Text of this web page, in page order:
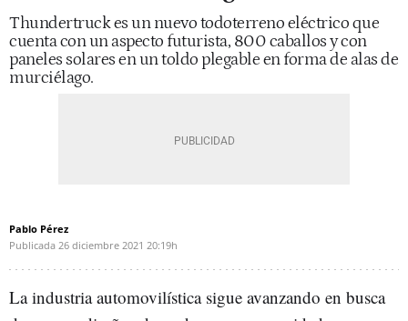
Thundertruck es un nuevo todoterreno eléctrico que
cuenta con un aspecto futurista, 800 caballos y con
paneles solares en un toldo plegable en forma de alas de
murciélago.
Pablo Pérez
Publicada 26 diciembre 2021 20:19h
La industria automovilística sigue avanzando en busca